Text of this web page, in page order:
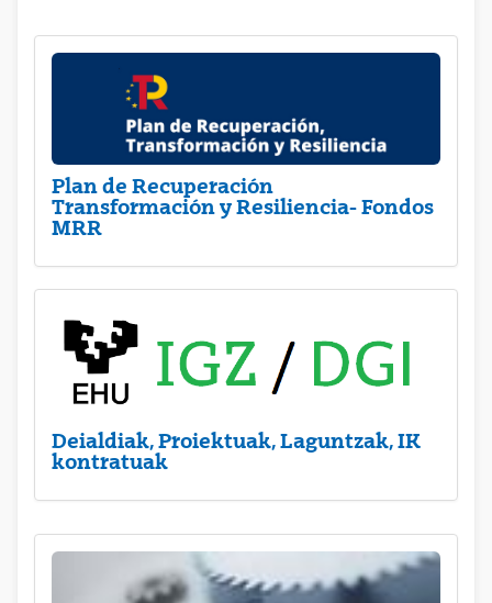
Plan de Recuperación
Transformación y Resiliencia- Fondos
MRR
Deialdiak, Proiektuak, Laguntzak, IK
kontratuak